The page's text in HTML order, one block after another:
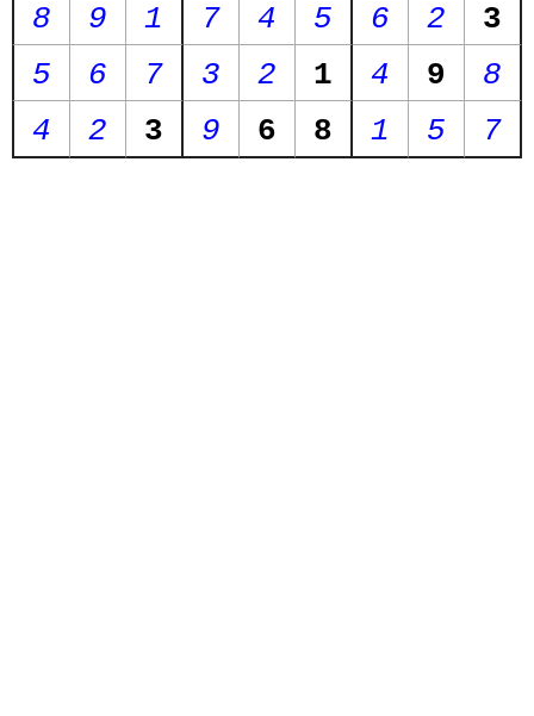
8
9 1 7 4 5 6 2
3
5
6 7 3 2 1 4 9
8
4
2 3 9 6 8 1 5 7